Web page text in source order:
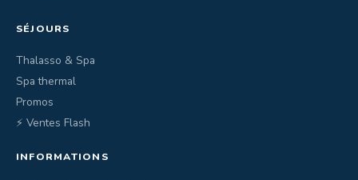
SÉJOURS
Thalasso & Spa
Spa thermal
Promos
⚡ Ventes Flash
INFORMATIONS